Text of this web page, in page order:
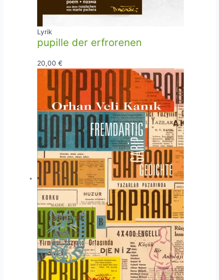
Lyrik
pupille der erfrorenen
20,00 €